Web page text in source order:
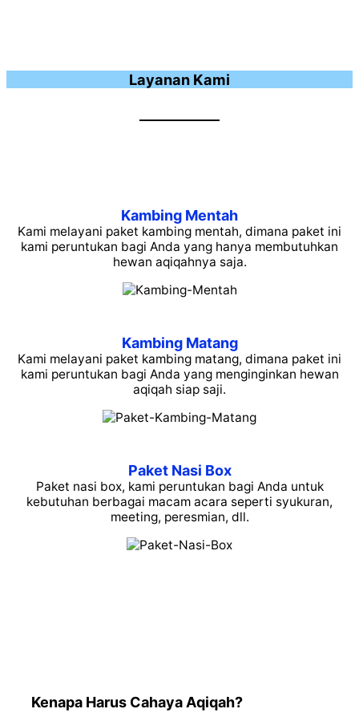
Layanan Kami
Kambing Mentah
Kami melayani paket kambing mentah, dimana paket ini
kami peruntukan bagi Anda yang hanya membutuhkan
hewan aqiqahnya saja.
Kambing Matang
Kami melayani paket kambing matang, dimana paket ini
kami peruntukan bagi Anda yang menginginkan hewan
aqiqah siap saji.
Paket Nasi Box
Paket nasi box, kami peruntukan bagi Anda untuk
kebutuhan berbagai macam acara seperti syukuran,
meeting, peresmian, dll.
Kenapa Harus Cahaya Aqiqah?